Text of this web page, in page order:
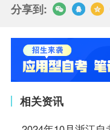
分享到:
相关资讯